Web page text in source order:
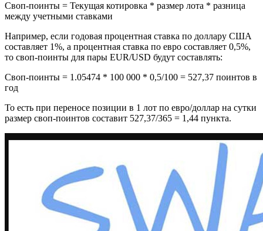
Своп-поинты = Текущая котировка * размер лота * разница
между учетными ставками
Например, если годовая процентная ставка по доллару США
составляет 1%, а процентная ставка по евро составляет 0,5%,
то своп-поинты для пары EUR/USD будут составлять:
Своп-поинты = 1.05474 * 100 000 * 0,5/100 = 527,37 поинтов в
год
То есть при переносе позиции в 1 лот по евро/доллар на сутки
размер своп-поинтов составит 527,37/365 = 1,44 пункта.